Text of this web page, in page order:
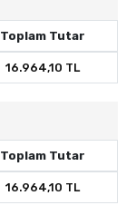
Toplam Tutar
16.964,10 TL
Toplam Tutar
16.964,10 TL